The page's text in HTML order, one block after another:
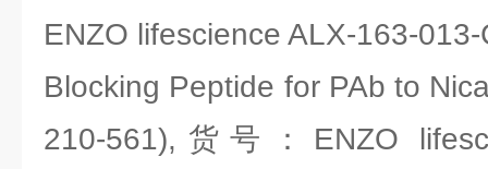
ENZO lifescience ALX-163-
Blocking Peptide for PAb to
210-561),货号：ENZO